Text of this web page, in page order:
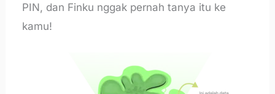
PIN, dan Finku nggak pernah tanya itu ke
kamu!